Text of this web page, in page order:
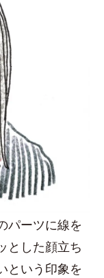
パーツに線を
とした顔立ち
という印象を